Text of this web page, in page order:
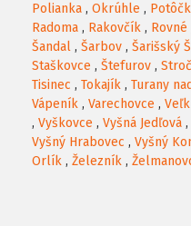
Polianka , Okrúhle ,
Radoma , Rakovčík , Rovné
Šandal , Šarbov , Šarišský
Staškovce , Štefurov ,
Tisinec , Tokajík , Turany
Vápeník , Varechovce ,
, Vyškovce , Vyšná Jedľová ,
Vyšný Hrabovec , Vyšný
Orlík , Železník ,